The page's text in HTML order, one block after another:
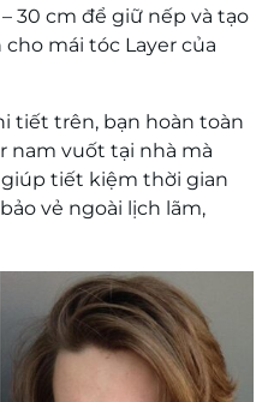
30 cm để giữ nếp và tạo
mái tóc Layer của
tiết trên, bạn hoàn toàn
nam vuốt tại nhà mà
tiết kiệm thời gian
vẻ ngoài lịch lãm,